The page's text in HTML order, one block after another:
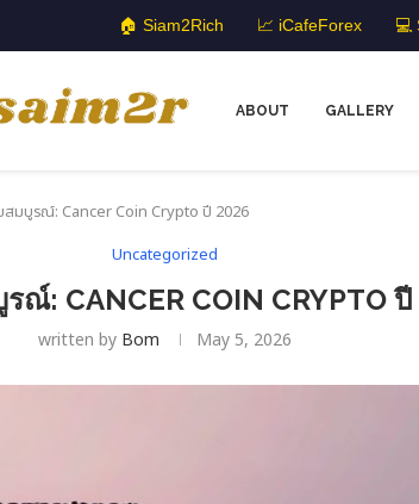
🏠 Siam2Rich 📈 iCafeForex 💻
ABOUT GALLERY
มบูรณ์: Cancer Coin Crypto ปี 2026
Uncategorized
ณ์: CANCER COIN CRYPTO ปี
written by Bom May 5, 2026